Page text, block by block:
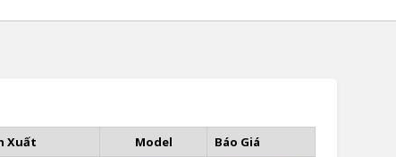
Xuất Model Báo Giá